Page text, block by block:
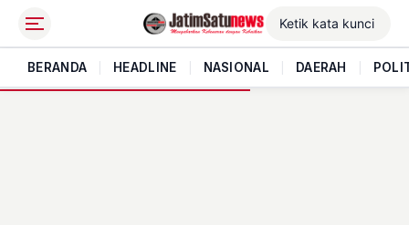
BERANDA HEADLINE NASIONAL DAERAH